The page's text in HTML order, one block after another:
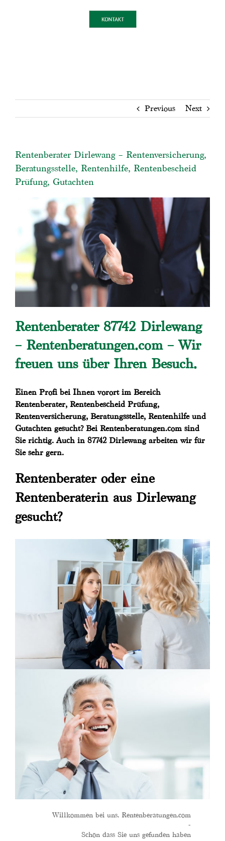
Previous Next
Rentenberater Dirlewang – Rentenversicherung,
Beratungsstelle, Rentenhilfe, Rentenbescheid
Prüfung, Gutachten
Rentenberater 87742 Dirlewang
– Rentenberatungen.com – Wir
freuen uns über Ihren Besuch.
Einen Profi bei Ihnen vorort im Bereich
Rentenberater, Rentenbescheid Prüfung,
Rentenversicherung, Beratungsstelle, Rentenhilfe und
Gutachten gesucht? Bei Rentenberatungen.com sind
Sie richtig. Auch in 87742 Dirlewang arbeiten wir für
Sie sehr gern.
Rentenberater oder eine
Rentenberaterin aus Dirlewang
gesucht?
Willkommen bei uns. Rentenberatungen.com
-
Schön dass Sie uns gefunden haben